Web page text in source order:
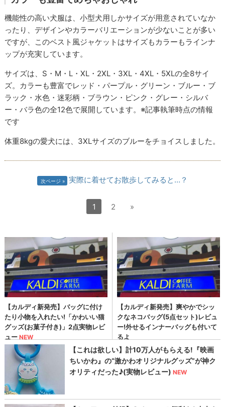
機能性の高い犬服は、小型犬用しかサイズが用意されていなか
ったり、デザインやカラーバリエーションが少ないことが多い
ですが、このベスト風ジャケットはサイズもカラーもラインナ
ップが充実しています。
サイズは、S・M・L・XL・2XL・3XL・4XL・5XLの全8サイ
ズ。カラーも豊富でレッド・パープル・グリーン・ブルー・ブ
ラック・水色・迷彩柄・ブラウン・ピンク・グレー・シルバ
ー・バラ色の全12色で展開しています。※記事執筆時点の情報
です
体重8kgの愛犬には、3XLサイズのブルーをチョイスしました。
次ページ 実際に着せてお散歩してみると…？
1 2 »